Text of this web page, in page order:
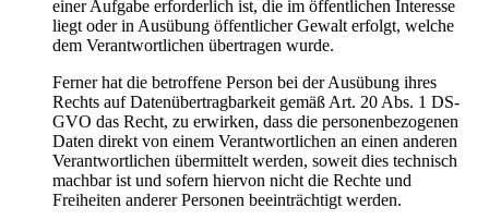
einer Aufgabe erforderlich ist, die im öffentlichen Interesse
liegt oder in Ausübung öffentlicher Gewalt erfolgt, welche
dem Verantwortlichen übertragen wurde.
Ferner hat die betroffene Person bei der Ausübung ihres
Rechts auf Datenübertragbarkeit gemäß Art. 20 Abs. 1 DS-
GVO das Recht, zu erwirken, dass die personenbezogenen
Daten direkt von einem Verantwortlichen an einen anderen
Verantwortlichen übermittelt werden, soweit dies technisch
machbar ist und sofern hiervon nicht die Rechte und
Freiheiten anderer Personen beeinträchtigt werden.